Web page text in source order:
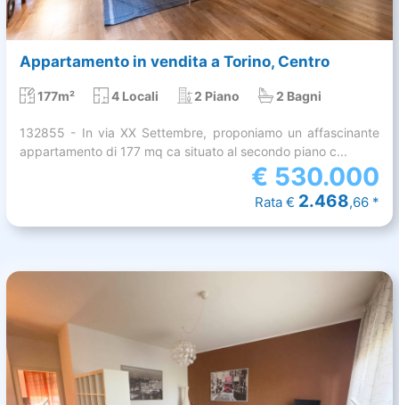
Appartamento in vendita a Torino, Centro
177m² 4 Locali 2 Piano 2 Bagni
132855 - In via XX Settembre, proponiamo un affascinante
appartamento di 177 mq ca situato al secondo piano c...
€ 530.000
Rata € 2.468,66 *